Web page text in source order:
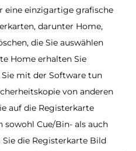
eine einzigartige grafische
darunter Home,
die Sie auswählen
Home erhalten Sie
mit der Software tun
von anderen
auf die Registerkarte
sowohl Cue/Bin- als auch
die Registerkarte Bild